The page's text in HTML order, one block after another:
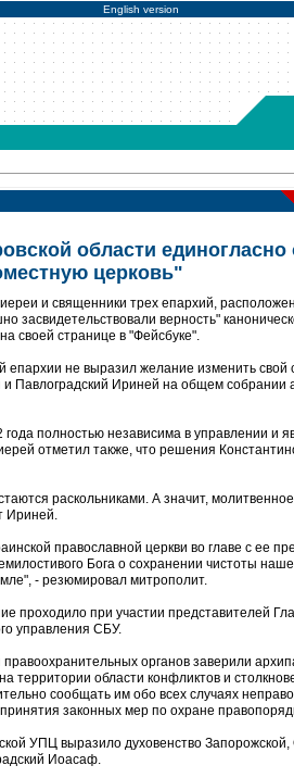
English version
области единогласно
церковь"
и священники трех епархий,
засвидетельствовали верность"
своей странице в "Фейсбуке".
не выразил желание изменить свой
Павлоградский Ириней на общем собрании
полностью независима в управлении и
отметил также, что решения
раскольниками. А значит,
Ириней.
православной церкви во главе с ее
Бога о сохранении чистоты
- резюмировал митрополит.
проходило при участии представителей
управления СБУ.
органов заверили
территории области конфликтов и
сообщать им обо всех случаях
законных мер по охране
УПЦ выразило духовенство
Иоасаф.